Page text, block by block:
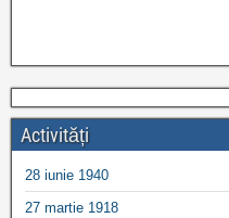
Activități
28 iunie 1940
27 martie 1918